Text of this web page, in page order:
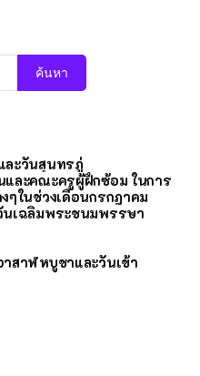
ค้นหา
ละวันสุนทรภู่
ละคณะครูผู้ฝึกซ้อม ในการ
ๆในช่วงเดือนกรกฎาคม
นเฉลิมพระชนมพรรษา
สาฬหบูชาและวันเข้า